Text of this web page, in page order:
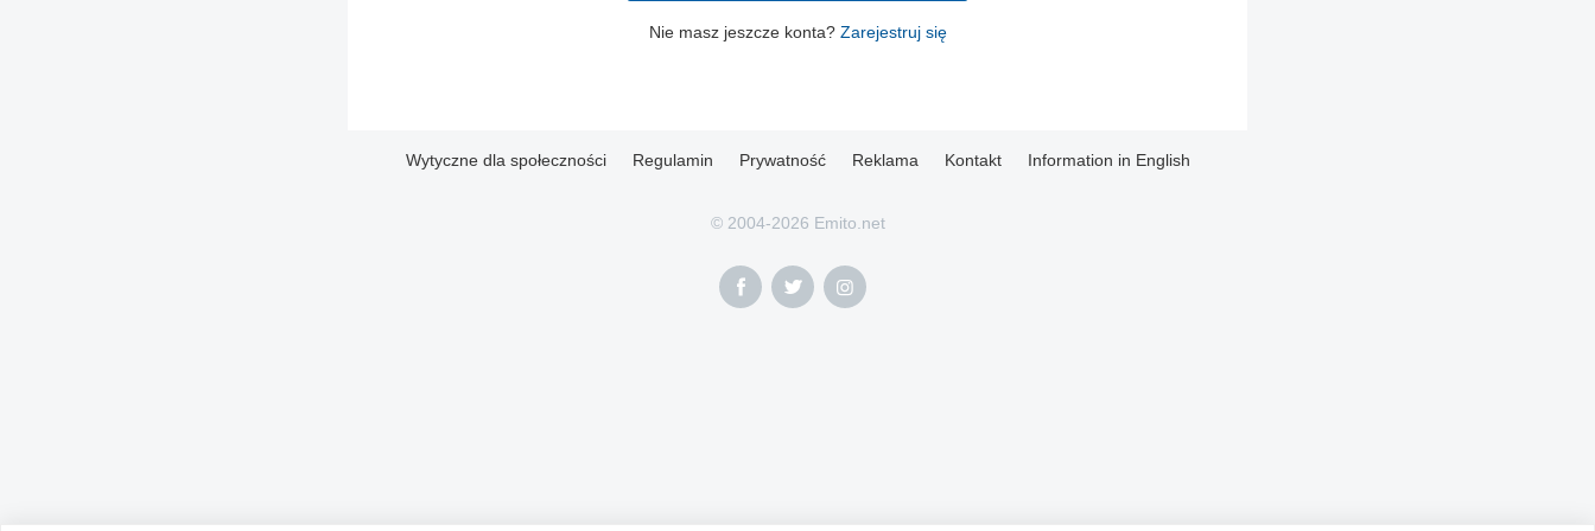
Nie masz jeszcze konta? Zarejestruj się
Wytyczne dla społeczności Regulamin Prywatność Reklama Kontakt Information in English
© 2004-2026 Emito.net